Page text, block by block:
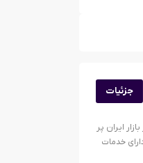
جزئیات
ایران پر
خدمات